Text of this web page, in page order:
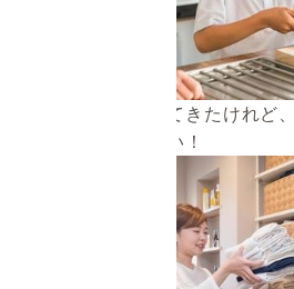
今まで独学でやってきたけれど
の良い家事をしたい！